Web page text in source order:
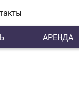
АРЕНДА